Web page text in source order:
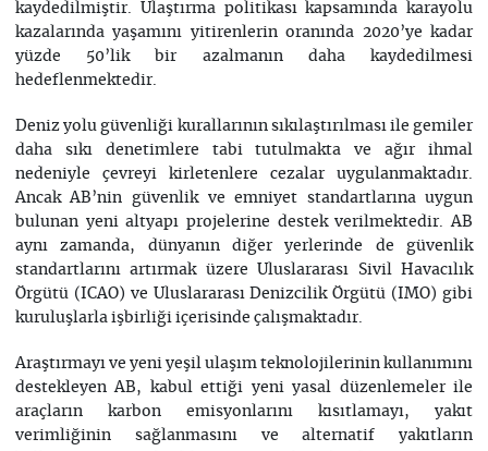
kaydedilmiştir. Ulaştırma politikası kapsamında karayolu
kazalarında yaşamını yitirenlerin oranında 2020’ye kadar
yüzde 50’lik bir azalmanın daha kaydedilmesi
hedeflenmektedir.
Deniz yolu güvenliği kurallarının sıkılaştırılması ile gemiler
daha sıkı denetimlere tabi tutulmakta ve ağır ihmal
nedeniyle çevreyi kirletenlere cezalar uygulanmaktadır.
Ancak AB’nin güvenlik ve emniyet standartlarına uygun
bulunan yeni altyapı projelerine destek verilmektedir. AB
aynı zamanda, dünyanın diğer yerlerinde de güvenlik
standartlarını artırmak üzere Uluslararası Sivil Havacılık
Örgütü (ICAO) ve Uluslararası Denizcilik Örgütü (IMO) gibi
kuruluşlarla işbirliği içerisinde çalışmaktadır.
Araştırmayı ve yeni yeşil ulaşım teknolojilerinin kullanımını
destekleyen AB, kabul ettiği yeni yasal düzenlemeler ile
araçların karbon emisyonlarını kısıtlamayı, yakıt
verimliğinin sağlanmasını ve alternatif yakıtların